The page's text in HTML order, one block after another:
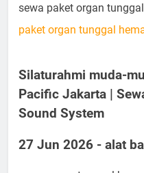
sewa paket organ
paket organ tunggal
Silaturahmi muda-
Pacific Jakarta |
Sound System
27 Jun 2026 - alat